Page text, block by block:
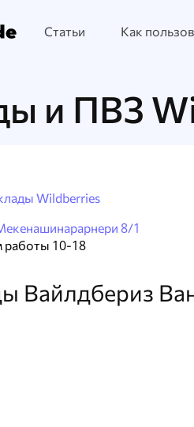
Статьи Как
и ПВЗ
Wildberries
8/1
работы 10-18
Вайлдбериз